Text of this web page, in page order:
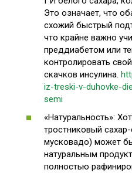
Это означает, что
схожий быстрый
что крайне важно
преддиабетом или
контролировать
скачков инсулина.
iz-treski-v-duhovke-
semi
«Натуральность»:
тростниковый
мусковадо) может
натуральным
полностью